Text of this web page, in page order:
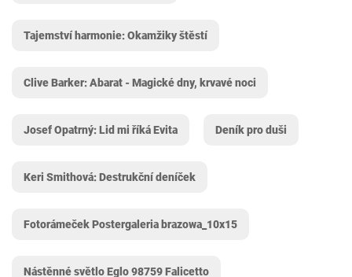
Tajemství harmonie: Okamžiky štěstí
Clive Barker: Abarat - Magické dny, krvavé noci
Josef Opatrný: Lid mi říká Evita Deník pro duši
Keri Smithová: Destrukční deníček
Fotorámeček Postergaleria brazowa_10x15
Nástěnné světlo Eglo 98759 Falicetto